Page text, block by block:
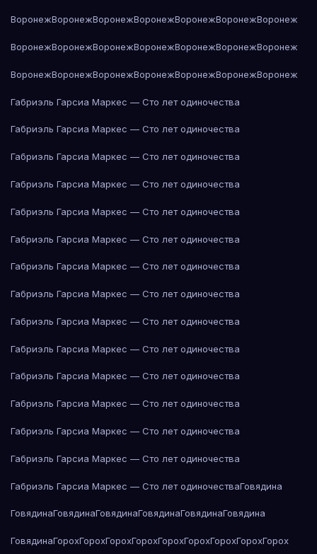
ВоронежВоронежВоронежВоронежВоронежВоронежВоронеж
ВоронежВоронежВоронежВоронежВоронежВоронежВоронеж
ВоронежВоронежВоронежВоронежВоронежВоронежВоронеж
Габриэль Гарсиа Маркес — Сто лет одиночества
Габриэль Гарсиа Маркес — Сто лет одиночества
Габриэль Гарсиа Маркес — Сто лет одиночества
Габриэль Гарсиа Маркес — Сто лет одиночества
Габриэль Гарсиа Маркес — Сто лет одиночества
Габриэль Гарсиа Маркес — Сто лет одиночества
Габриэль Гарсиа Маркес — Сто лет одиночества
Габриэль Гарсиа Маркес — Сто лет одиночества
Габриэль Гарсиа Маркес — Сто лет одиночества
Габриэль Гарсиа Маркес — Сто лет одиночества
Габриэль Гарсиа Маркес — Сто лет одиночества
Габриэль Гарсиа Маркес — Сто лет одиночества
Габриэль Гарсиа Маркес — Сто лет одиночества
Габриэль Гарсиа Маркес — Сто лет одиночества
Габриэль Гарсиа Маркес — Сто лет одиночестваГовядина
ГовядинаГовядинаГовядинаГовядинаГовядинаГовядина
ГовядинаГорохГорохГорохГорохГорохГорохГорохГорохГорох